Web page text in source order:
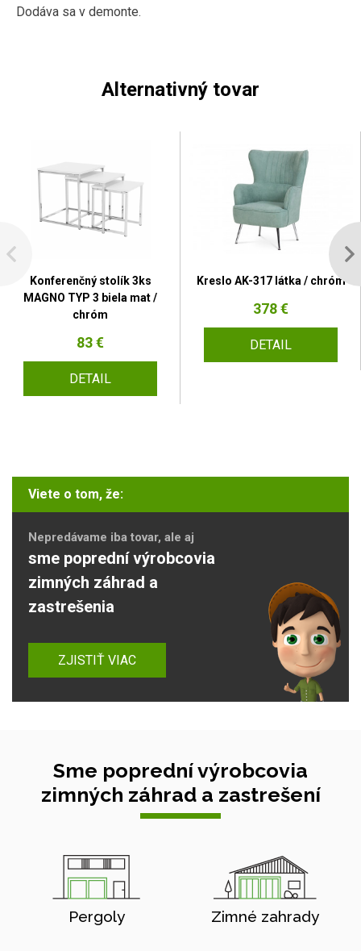
Dodáva sa v demonte.
Alternativný tovar
Konferenčný stolík 3ks
MAGNO TYP 3 biela mat /
chróm
83 €
DETAIL
Kreslo AK-317 látka / chróm
378 €
DETAIL
Viete o tom, že:
Nepredávame iba tovar, ale aj
sme poprední výrobcovia
zimných záhrad a
zastrešenia
ZJISTIŤ VIAC
Sme poprední výrobcovia
zimných záhrad a zastrešení
Pergoly Zimné zahrady